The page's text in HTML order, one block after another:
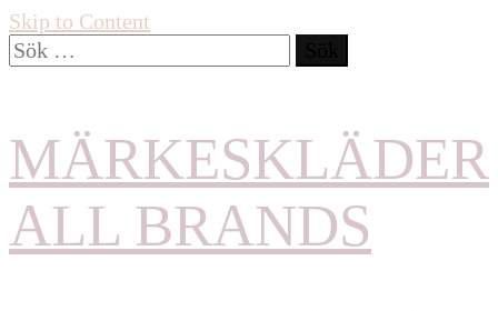
Skip to Content
Sök
efter:
MÄRKESKLÄDER
ALL BRANDS